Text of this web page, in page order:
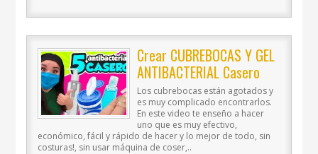
Crear CUBREBOCAS Y GEL
ANTIBACTERIAL Casero
Los cubrebocas están agotados y
es muy complicado encontrarlos.
En este video te enseño a hacer
uno que es muy efectivo,
económico, fácil y rápido de hacer y lo mejor de todo, sin
costuras!, sin usar máquina de coser,..